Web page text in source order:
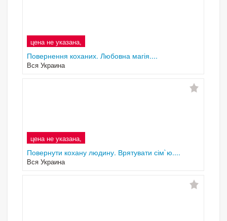
цена не указана,
Повернення коханих. Любовна магія....
Вся Украина
цена не указана,
Повернути кохану людину. Врятувати сім`ю....
Вся Украина